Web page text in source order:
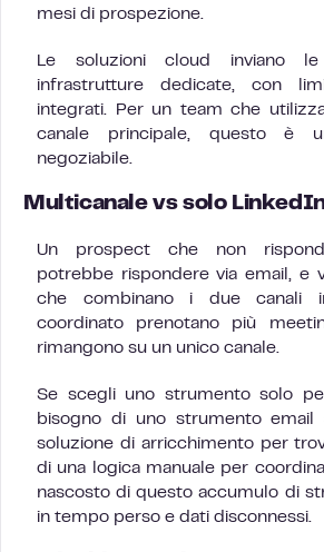
mesi di prospezione.
Le soluzioni cloud inviano
infrastrutture dedicate, con
integrati. Per un team che
canale principale, questo è
negoziabile.
Multicanale vs solo
Un prospect che non
potrebbe rispondere via email, e
che combinano i due canali
coordinato prenotano più
rimangono su un unico canale.
Se scegli uno strumento solo
bisogno di uno strumento email
soluzione di arricchimento per
di una logica manuale per
nascosto di questo accumulo di
in tempo perso e dati disconnessi.